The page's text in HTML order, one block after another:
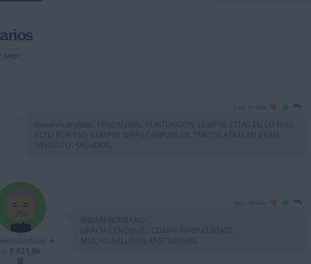
juego
hace 27 días
joseenricandelas. FENOMENAL PUNTUACION SIEMPRE ESTAS EN LO MAS
ALTO POR ESO SIEMPRE SERAS DESPUES DE TANTOS AÑOS MI GRAN
FAVORITO. SALUDOS.
hace 16 días
@MARESCRIBANO :
GRACIAS,ENORME...COMPAÑERO,CUIDATE
MUCHO,SALUDOS AFECTUOSOS.